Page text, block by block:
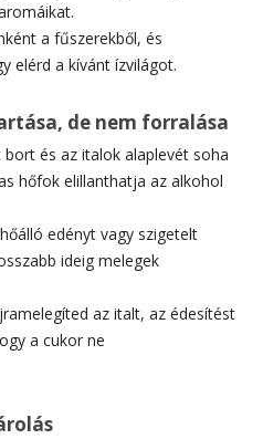
a fűszerekből, és
elérd a kívánt ízvilágot.
de nem forralása
és az italok alaplevét soha
hőfok elillanthatja az alkohol
edényt vagy szigetelt
ideig melegek
az italt, az édesítést
a cukor ne